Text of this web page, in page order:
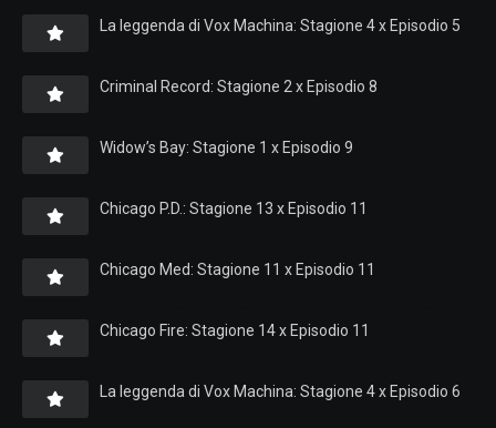
La leggenda di Vox Machina: Stagione 4 x Episodio 5
Criminal Record: Stagione 2 x Episodio 8
Widow’s Bay: Stagione 1 x Episodio 9
Chicago P.D.: Stagione 13 x Episodio 11
Chicago Med: Stagione 11 x Episodio 11
Chicago Fire: Stagione 14 x Episodio 11
La leggenda di Vox Machina: Stagione 4 x Episodio 6